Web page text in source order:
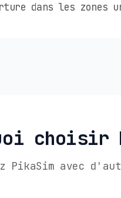
dans les zones
choisir
PikaSim avec